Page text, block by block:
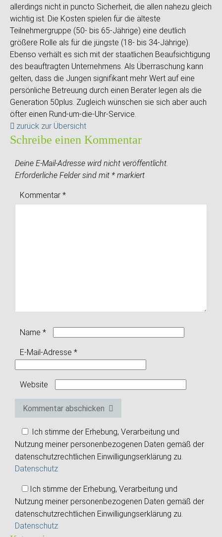
allerdings nicht in puncto Sicherheit, die allen nahezu gleich
wichtig ist. Die Kosten spielen für die älteste
Teilnehmergruppe (50- bis 65-Jährige) eine deutlich
größere Rolle als für die jüngste (18- bis 34-Jährige).
Ebenso verhält es sich mit der staatlichen Beaufsichtigung
des beauftragten Unternehmens. Als Überraschung kann
gelten, dass die Jungen signifikant mehr Wert auf eine
persönliche Betreuung durch einen Berater legen als die
Generation 50plus. Zugleich wünschen sie sich aber auch
öfter einen Rund-um-die-Uhr-Service.
zurück zur Übersicht
Schreibe einen Kommentar
Deine E-Mail-Adresse wird nicht veröffentlicht.
Erforderliche Felder sind mit * markiert
Kommentar *
Name *
E-Mail-Adresse *
Website
Kommentar abschicken
Ich stimme der Erhebung, Verarbeitung und
Nutzung meiner personenbezogenen Daten gemäß der
datenschutzrechtlichen Einwilligungserklärung zu.
Datenschutz
Ich stimme der Erhebung, Verarbeitung und
Nutzung meiner personenbezogenen Daten gemäß der
datenschutzrechtlichen Einwilligungserklärung zu.
Datenschutz